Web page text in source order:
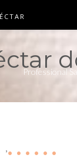
Professional
,